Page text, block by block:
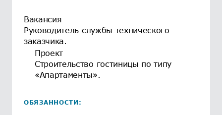
Вакансия
Руководитель службы технического
заказчика.
Проект
Строительство гостиницы по типу
«Апартаменты».
ОБЯЗАННОСТИ: